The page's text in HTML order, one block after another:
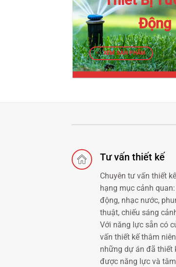
Động
XEM SẢN PHẨM
Tư vấn thiết kế
Chuyên tư vấn thiết
hạng mục cảnh
động, nhạc nước,
thuật, chiếu sáng
Với năng lực sẵn có
vấn thiết kế thâm
những dự án đã thiết
được năng lực và